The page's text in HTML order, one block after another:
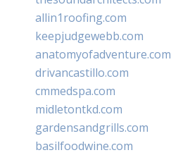
allin1roofing.com
keepjudgewebb.com
anatomyofadventure.com
drivancastillo.com
cmmedspa.com
midletontkd.com
gardensandgrills.com
basilfoodwine.com